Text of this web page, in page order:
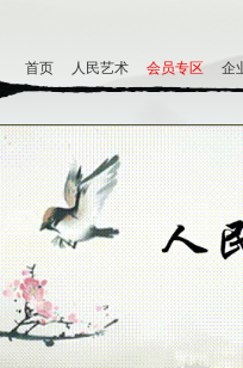
首页 人民艺术 会员专区 企